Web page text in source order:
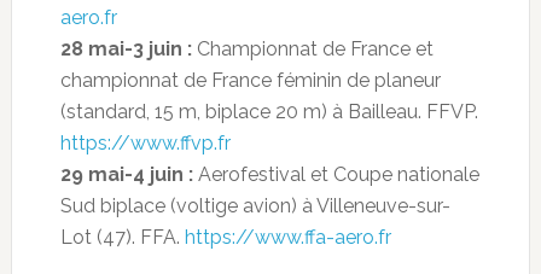
aero.fr
28 mai-3 juin :Championnat de France et
championnat de France féminin de planeur
(standard, 15 m, biplace 20 m) à Bailleau. FFVP.
https://www.ffvp.fr
29 mai-4 juin :Aerofestival et Coupe nationale
Sud biplace (voltige avion) à Villeneuve-sur-
Lot (47). FFA. https://www.ffa-aero.fr